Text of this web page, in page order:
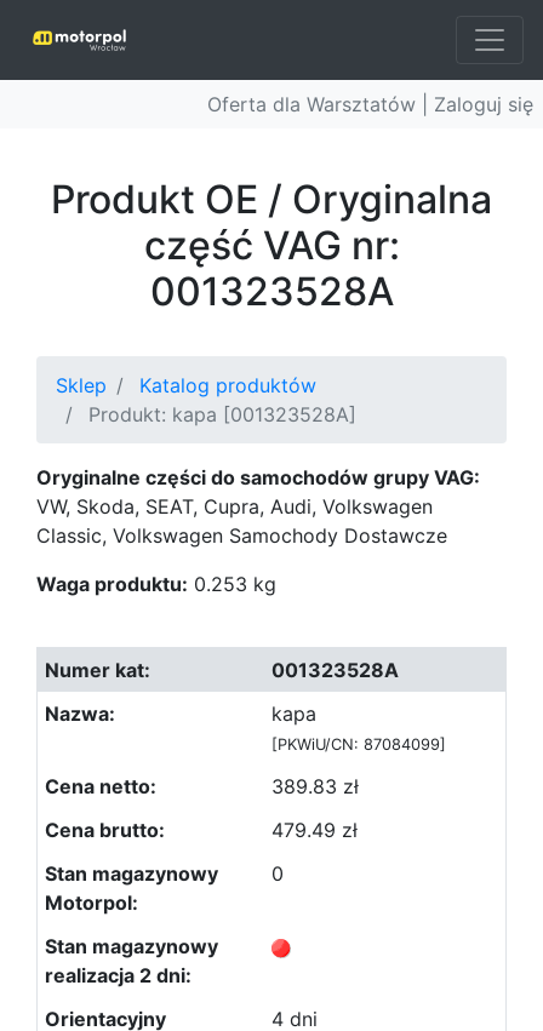
Oferta dla Warsztatów | Zaloguj się
Produkt OE / Oryginalna
część VAG nr:
001323528A
Sklep
Katalog produktów
Produkt: kapa [001323528A]
Oryginalne części do samochodów grupy VAG:
VW, Skoda, SEAT, Cupra, Audi, Volkswagen
Classic, Volkswagen Samochody Dostawcze
Waga produktu: 0.253 kg
001323528A
kapa
[PKWiU/CN: 87084099]
389.83 zł
479.49 zł
0
4 dni